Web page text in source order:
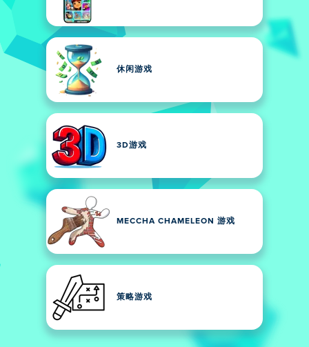
休闲游戏
3D游戏
MECCHA CHAMELEON 游戏
策略游戏